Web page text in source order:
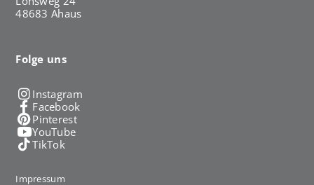
48683 Ahaus
Folge uns
Instagram
Facebook
Pinterest
YouTube
TikTok
Impressum